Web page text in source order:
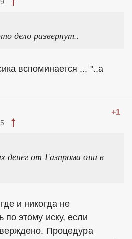
дело развернут..
вспоминается ... "..а
+1
денег от Газпрома они в
и никогда не
по этому иску, если
Процедура